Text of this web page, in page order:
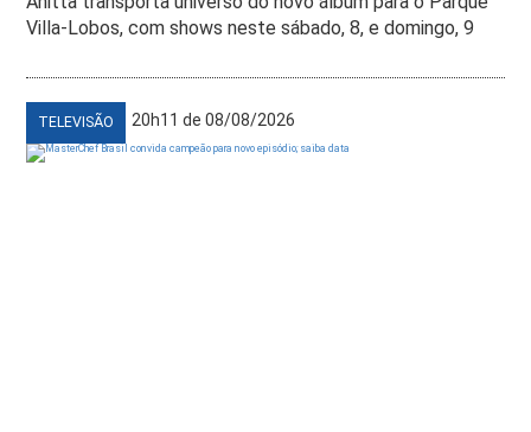
Villa-Lobos, com shows neste sábado, 8, e domingo, 9
TELEVISÃO 20h11 de 08/08/2026